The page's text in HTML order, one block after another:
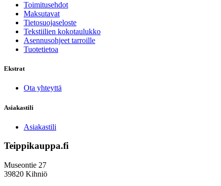
Toimitusehdot
Maksutavat
Tietosuojaseloste
Tekstiilien kokotaulukko
Asennusohjeet tarroille
Tuotetietoa
Ekstrat
Ota yhteyttä
Asiakastili
Asiakastili
Teippikauppa.fi
Museontie 27
39820 Kihniö